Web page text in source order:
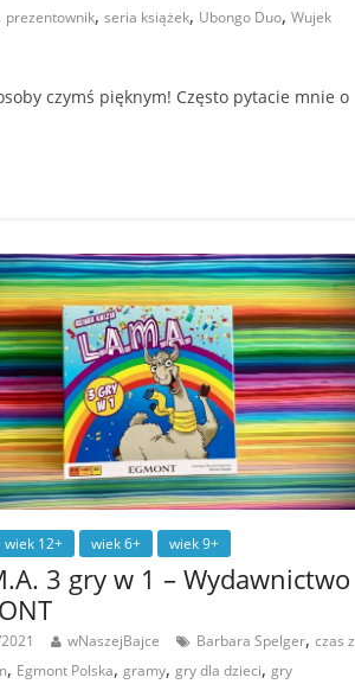
prezentownik, seria książek, Ubongo Duo, Wujek
czymś pięknym! Często pytacie mnie o
wiek 12+ wiek 6+ wiek 9+
3 gry w 1 – Wydawnictwo
wNaszejBajce Barbara Spelger,czas z
, Egmont Polska,gramy,gry dla dzieci,gry